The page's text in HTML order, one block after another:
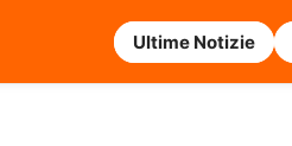
Ultime Notizie